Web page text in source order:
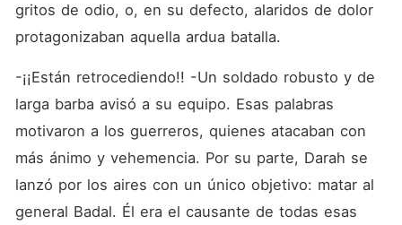
gritos de odio, o, en su defecto, alaridos de dolor
protagonizaban aquella ardua batalla.
-¡¡Están retrocediendo!! -Un soldado robusto y de
larga barba avisó a su equipo. Esas palabras
motivaron a los guerreros, quienes atacaban con
más ánimo y vehemencia. Por su parte, Darah se
lanzó por los aires con un único objetivo: matar al
general Badal. Él era el causante de todas esas